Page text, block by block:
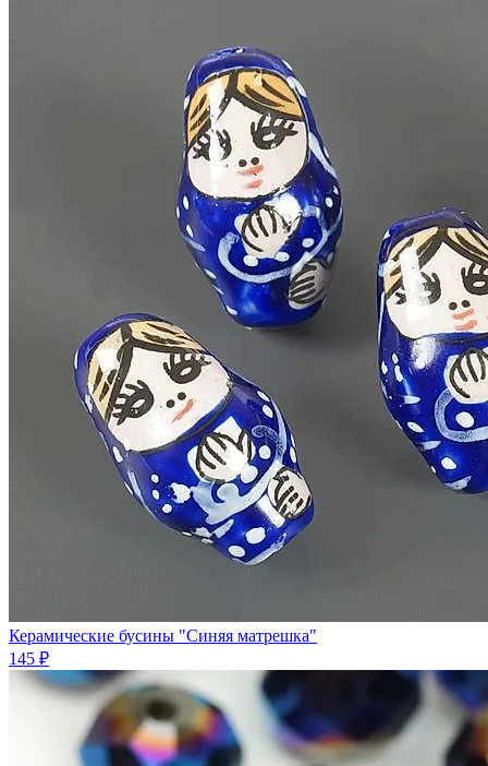
Керамические бусины "Синяя матрешка"
145 ₽